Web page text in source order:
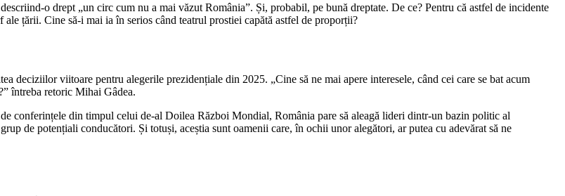
o drept „un circ cum nu a mai văzut România”. Și, probabil, pe bună dreptate. De ce? Pentru că astfel de incidente
țării. Cine să-i mai ia în serios când teatrul prostiei capătă astfel de proporții?
deciziilor viitoare pentru alegerile prezidențiale din 2025. „Cine să ne mai apere interesele, când cei care se bat acum
întreba retoric Mihai Gâdea.
conferințele din timpul celui de-al Doilea Război Mondial, România pare să aleagă lideri dintr-un bazin politic al
de potențiali conducători. Și totuși, aceștia sunt oamenii care, în ochii unor alegători, ar putea cu adevărat să ne